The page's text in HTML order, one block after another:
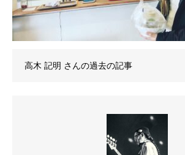
高木 記明 さんの過去の記事